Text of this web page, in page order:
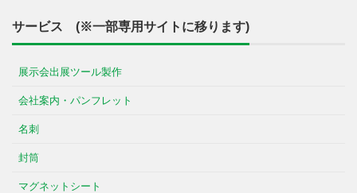
サービス (※一部専用サイトに移ります)
展示会出展ツール製作
会社案内・パンフレット
名刺
封筒
マグネットシート